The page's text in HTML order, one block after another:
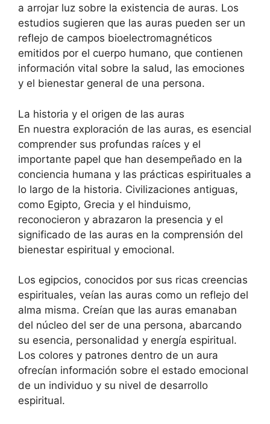
a arrojar luz sobre la existencia de auras. Los
estudios sugieren que las auras pueden ser un
reflejo de campos bioelectromagnéticos
emitidos por el cuerpo humano, que contienen
información vital sobre la salud, las emociones
y el bienestar general de una persona.
La historia y el origen de las auras
En nuestra exploración de las auras, es esencial
comprender sus profundas raíces y el
importante papel que han desempeñado en la
conciencia humana y las prácticas espirituales a
lo largo de la historia. Civilizaciones antiguas,
como Egipto, Grecia y el hinduismo,
reconocieron y abrazaron la presencia y el
significado de las auras en la comprensión del
bienestar espiritual y emocional.
Los egipcios, conocidos por sus ricas creencias
espirituales, veían las auras como un reflejo del
alma misma. Creían que las auras emanaban
del núcleo del ser de una persona, abarcando
su esencia, personalidad y energía espiritual.
Los colores y patrones dentro de un aura
ofrecían información sobre el estado emocional
de un individuo y su nivel de desarrollo
espiritual.